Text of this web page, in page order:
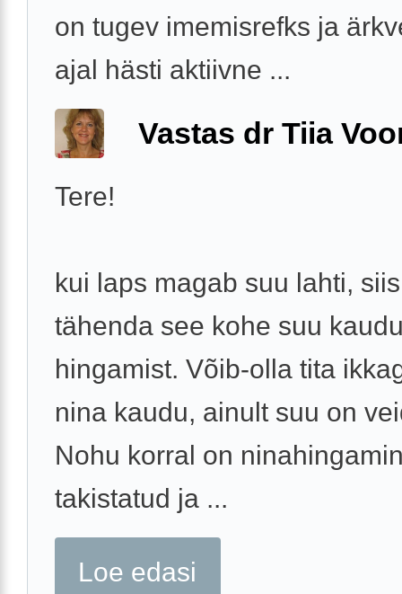
on tugev imemisrefks ja
ajal hästi aktiivne ...
Vastas dr Tiia
Tere!
kui laps magab suu lahti,
tähenda see kohe suu
hingamist. Võib-olla tita
nina kaudu, ainult suu on
Nohu korral on
takistatud ja ...
Loe edasi